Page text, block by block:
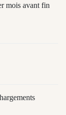
mois avant fin